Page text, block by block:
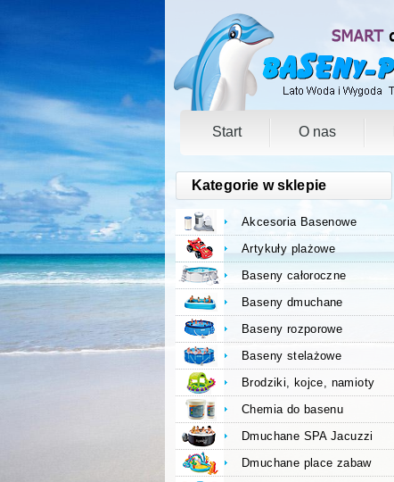
Start O nas
Kategorie w sklepie
Akcesoria Basenowe
Artykuły plażowe
Baseny całoroczne
Baseny dmuchane
Baseny rozporowe
Baseny stelażowe
Brodziki, kojce, namioty
Chemia do basenu
Dmuchane SPA Jacuzzi
Dmuchane place zabaw